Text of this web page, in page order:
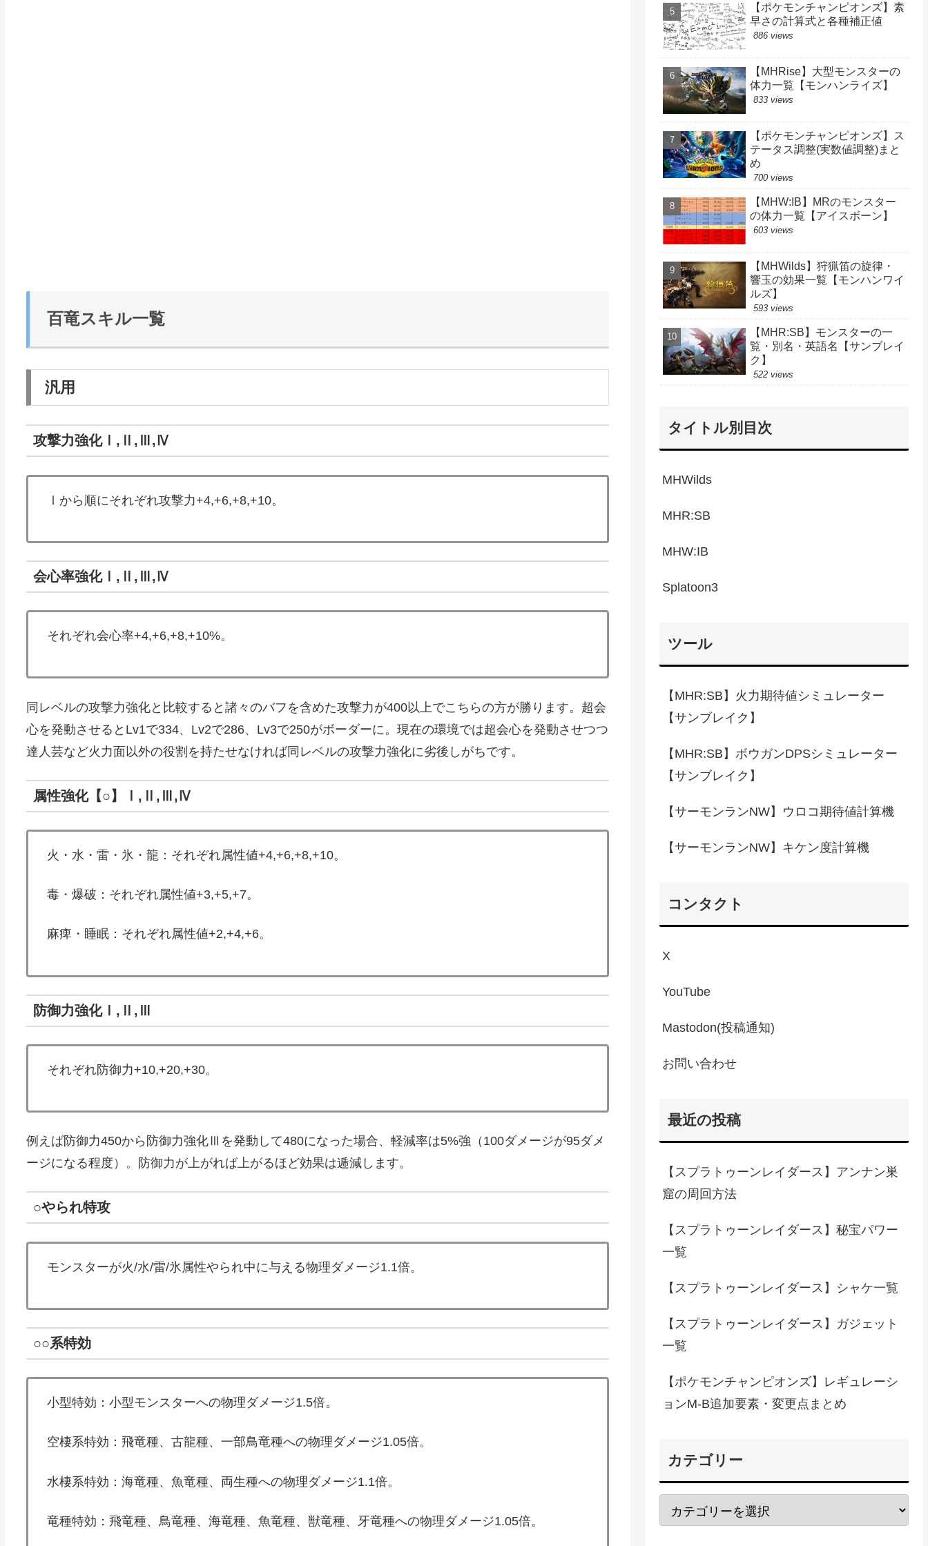
百竜スキル一覧
汎用
攻撃力強化Ⅰ,Ⅱ,Ⅲ,Ⅳ
Ⅰから順にそれぞれ攻撃力+4,+6,+8,+10。
会心率強化Ⅰ,Ⅱ,Ⅲ,Ⅳ
それぞれ会心率+4,+6,+8,+10%。
同レベルの攻撃力強化と比較すると諸々のバフを含めた攻撃力が400以上でこちらの方が勝ります。超会
心を発動させるとLv1で334、Lv2で286、Lv3で250がボーダーに。現在の環境では超会心を発動させつつ
達人芸など火力面以外の役割を持たせなければ同レベルの攻撃力強化に劣後しがちです。
属性強化【○】Ⅰ,Ⅱ,Ⅲ,Ⅳ
火・水・雷・氷・龍：それぞれ属性値+4,+6,+8,+10。
毒・爆破：それぞれ属性値+3,+5,+7。
麻痺・睡眠：それぞれ属性値+2,+4,+6。
防御力強化Ⅰ,Ⅱ,Ⅲ
それぞれ防御力+10,+20,+30。
例えば防御力450から防御力強化Ⅲを発動して480になった場合、軽減率は5%強（100ダメージが95ダメ
ージになる程度）。防御力が上がれば上がるほど効果は逓減します。
○やられ特攻
モンスターが火/水/雷/氷属性やられ中に与える物理ダメージ1.1倍。
○○系特効
小型特効：小型モンスターへの物理ダメージ1.5倍。
空棲系特効：飛竜種、古龍種、一部鳥竜種への物理ダメージ1.05倍。
水棲系特効：海竜種、魚竜種、両生種への物理ダメージ1.1倍。
竜種特効：飛竜種、鳥竜種、海竜種、魚竜種、獣竜種、牙竜種への物理ダメージ1.05倍。
【ポケモンチャンピオンズ】素
早さの計算式と各種補正値
886 views
【MHRise】大型モンスターの
体力一覧【モンハンライズ】
833 views
【ポケモンチャンピオンズ】ス
テータス調整(実数値調整)まと
め
700 views
【MHW:IB】MRのモンスター
の体力一覧【アイスボーン】
603 views
【MHWilds】狩猟笛の旋律・
響玉の効果一覧【モンハンワイ
ルズ】
593 views
【MHR:SB】モンスターの一
覧・別名・英語名【サンブレイ
ク】
522 views
タイトル別目次
MHWilds
MHR:SB
MHW:IB
Splatoon3
ツール
【MHR:SB】火力期待値シミュレーター
【サンブレイク】
【MHR:SB】ボウガンDPSシミュレーター
【サンブレイク】
【サーモンランNW】ウロコ期待値計算機
【サーモンランNW】キケン度計算機
コンタクト
X
YouTube
Mastodon(投稿通知)
お問い合わせ
最近の投稿
【スプラトゥーンレイダース】アンナン巣
窟の周回方法
【スプラトゥーンレイダース】秘宝パワー
一覧
【スプラトゥーンレイダース】シャケ一覧
【スプラトゥーンレイダース】ガジェット
一覧
【ポケモンチャンピオンズ】レギュレーシ
ョンM-B追加要素・変更点まとめ
カテゴリー